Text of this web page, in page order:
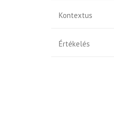
Kontextus
Értékelés